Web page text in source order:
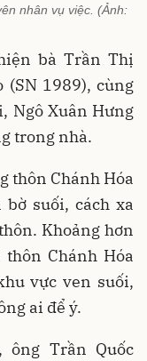
nhân vụ việc. (Ảnh:
bà Trần Thị
(SN 1989), cùng
Ngô Xuân Hưng
trong nhà.
thôn Chánh Hóa
suối, cách xa
Khoảng hơn
Chánh Hóa
vực ven suối,
ai để ý.
ông Trần Quốc